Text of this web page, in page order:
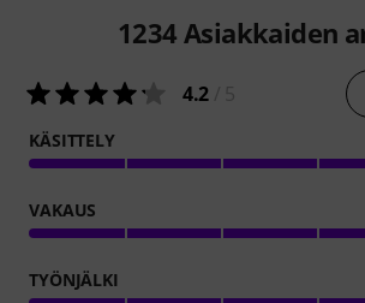
1234 Asiakkaiden
4.2
KÄSITTELY
VAKAUS
TYÖNJÄLKI